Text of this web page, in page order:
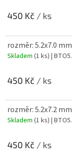
450 Kč / ks
rozměr: 5.2x7.0 mm
Skladem (1 ks) |
450 Kč / ks
rozměr: 5.2x7.2 mm
Skladem (1 ks) |
450 Kč / ks